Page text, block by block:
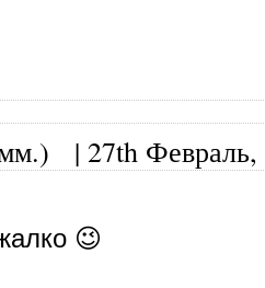
| 27th Февраль,
😉